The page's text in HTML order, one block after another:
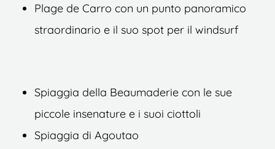
Plage de Carro con un punto panoramico
straordinario e il suo spot per il windsurf
Spiaggia della Beaumaderie con le sue
piccole insenature e i suoi ciottoli
Spiaggia di Agoutao